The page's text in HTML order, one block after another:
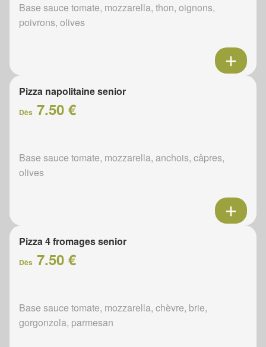
Base sauce tomate, mozzarella, thon, oignons,
poivrons, olives
Pizza napolitaine senior
Dès 7.50 €
Base sauce tomate, mozzarella, anchois, câpres,
olives
Pizza 4 fromages senior
Dès 7.50 €
Base sauce tomate, mozzarella, chèvre, brie,
gorgonzola, parmesan